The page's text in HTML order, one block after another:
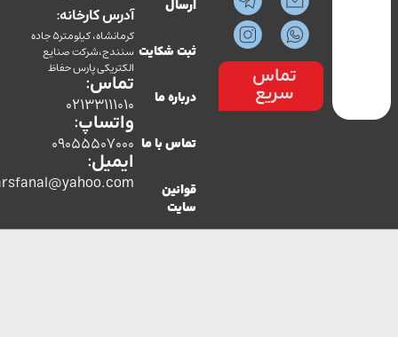
تماس
سریع
ثبت شکایت
درباره ما
تماس با ما
قوانین
آدرس کارخانه:
کرمانشاه، کیلومتر5 جاده
سنندج،شرکت صنایع
الکتریکی پارس حفاظ
تماس:
02133111010
واتساپ:
09055507000
ایمیل:
co.parsfanal@yahoo.com